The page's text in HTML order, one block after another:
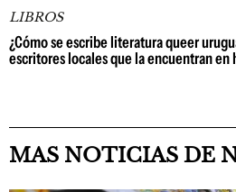
LIBROS
¿Cómo se escribe literatura queer
escritores locales que la encuentran en
MAS NOTICIAS DE